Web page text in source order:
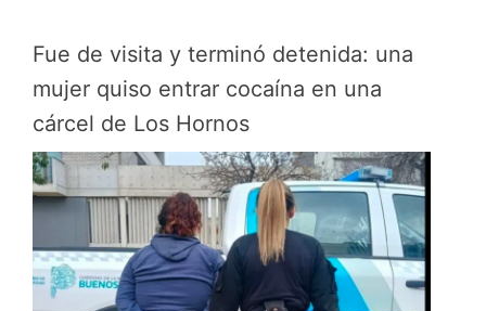
Fue de visita y terminó detenida: una
mujer quiso entrar cocaína en una
cárcel de Los Hornos